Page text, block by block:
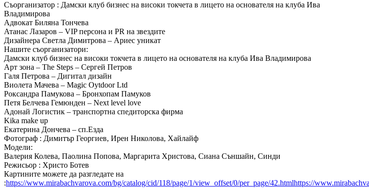
Съорганизатор : Дамски клуб бизнес на високи токчета в лицето на основателя на клуба Ива
Владимирова
Адвокат Биляна Тончева
Атанас Лазаров – VIP персона и PR на звездите
Дизайнера Светла Димитрова – Ариес уникат
Нашите съорганизатори:
Дамски клуб бизнес на високи токчета в лицето на основателя на клуба Ива Владимирова
Арт зона – The Steps – Сергей Петров
Галя Петрова – Дигитал дизайн
Виолета Мачева – Magic Oytdoor Ltd
Роксандра Памукова – Бронхопам Памуков
Петя Белчева Гемюнден – Next level love
Адонай Логистик – транспортна спедиторска фирма
Kika make up
Екатерина Дончева – сп.Езда
Фотограф : Димитър Георгиев, Ирен Николова, Хайлайф
Модели:
Валерия Колева, Паолина Попова, Маргарита Христова, Сиана Съншайн, Синди
Режисьор : Христо Ботев
Картините можете да разгледате на
:https://www.mirabachvarova.com/bg/catalog/cid/118/page/1/view_offset/0/per_page/42.htmlhttps://